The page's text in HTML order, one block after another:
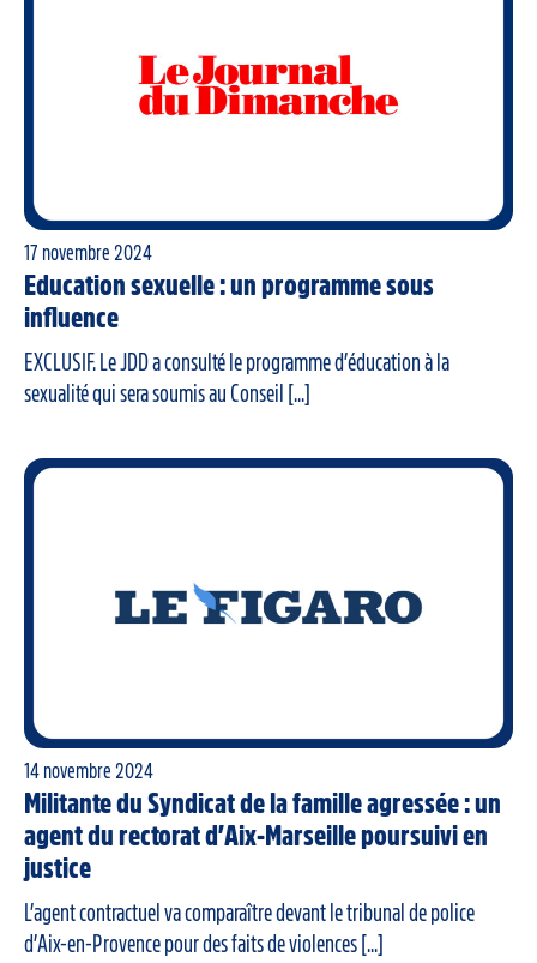
17 novembre 2024
Education sexuelle : un programme sous
influence
EXCLUSIF. Le JDD a consulté le programme d’éducation à la
sexualité qui sera soumis au Conseil [...]
14 novembre 2024
Militante du Syndicat de la famille agressée : un
agent du rectorat d’Aix-Marseille poursuivi en
justice
L’agent contractuel va comparaître devant le tribunal de police
d’Aix-en-Provence pour des faits de violences [...]